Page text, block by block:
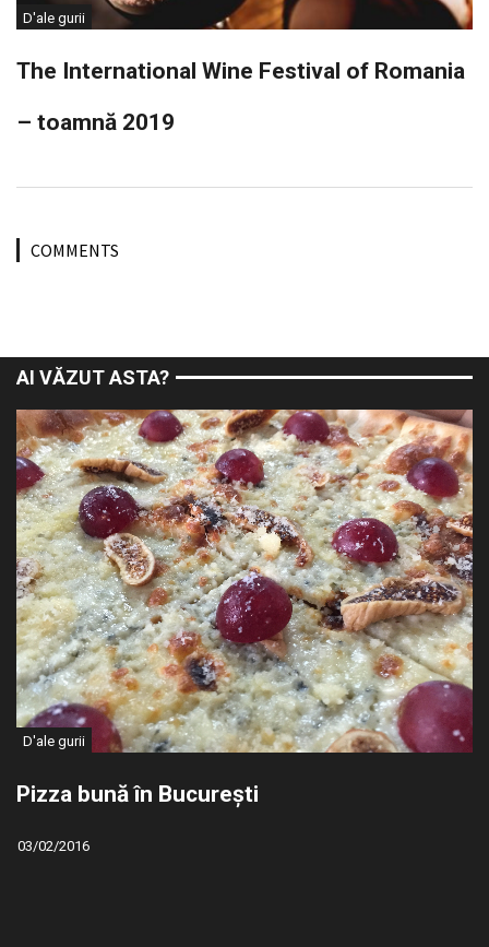
D'ale gurii
The International Wine Festival of Romania
– toamnă 2019
COMMENTS
AI VĂZUT ASTA?
D'ale gurii
Pizza bună în București
03/02/2016